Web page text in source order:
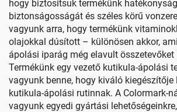
hogy biztosítsuk termékünk
biztonságosságát és széles körű
vagyunk arra, hogy termékünk
olajokkal dúsított – különösen akkor,
ápolási iparág még elavult összetevőket
Termékünk egy vezető kutikula-ápolási
vagyunk benne, hogy kiváló kiegészítője
kutikula-ápolási rutinnak. A Colormark-
vagyunk egyedi gyártási